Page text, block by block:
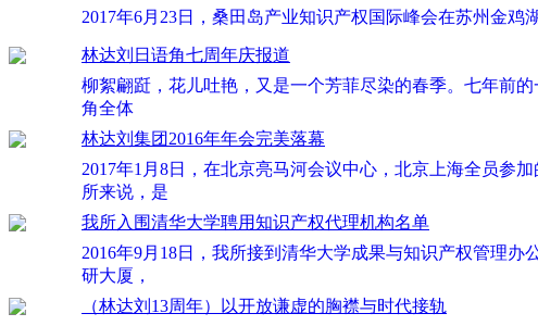
2017年6月23日，桑田岛产业知识产权国际峰会在苏州金
林达刘日语角七周年庆报道
柳絮翩跹，花儿吐艳，又是一个芳菲尽染的春季。七年前
角全体
林达刘集团2016年年会完美落幕
2017年1月8日，在北京亮马河会议中心，北京上海全员参
所来说，是
我所入围清华大学聘用知识产权代理机构名单
2016年9月18日，我所接到清华大学成果与知识产权管理
研大厦，
（林达刘13周年）以开放谦虚的胸襟与时代接轨